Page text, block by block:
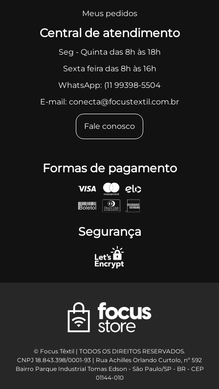
Meus pedidos
Central de atendimento
Seg - Quinta das 8h às 18h
Sexta feira das 8h às 16h
WhatsApp: (11 99398-5504
E-mail: conecta@focustextil.com.br
Fale conosco
Formas de pagamento
Segurança
© Focus Têxtil | TODOS OS DIREITOS RESERVADOS.
CNPJ 18.843.398/0001-93 | Rua Achilles Orlando Curtolo, nº 592
Bairro Parque Industrial Tomas Edson - São Paulo/SP - BR - CEP
01144-010